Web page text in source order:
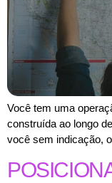
Você tem uma
construída ao longo
você sem indicação,